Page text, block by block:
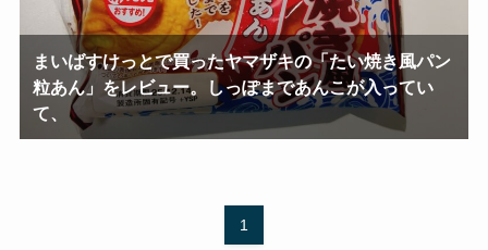
まいばすけっとで買ったヤマザキの「たい焼き風パン
粒あん」をレビュー。しっぽまであんこが入ってい
て、
1